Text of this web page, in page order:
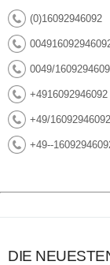
(0)16092946092
0049/
+4916092946092
+49/16092946092
+49--
DIE